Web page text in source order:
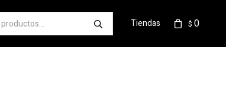
$ 0
Tiendas